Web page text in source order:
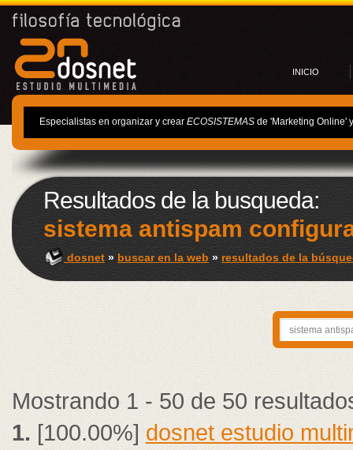
INICIO
Especialistas en organizar y crear ECOSISTEMAS de 'Marketing Online'
Resultados de la busqueda:
sistema antispam
dosnet » buscar en la web » resultados de la
Mostrando 1 - 50 de 50
1. [100.00%]dosnet estudio